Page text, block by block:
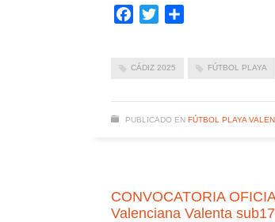
Facebook
Twitter
CÁDIZ 2025 FÚTBOL PLAYA
PUBLICADO EN FÚTBOL PLAYA
CONVOCATORIA
Valenciana Valenta